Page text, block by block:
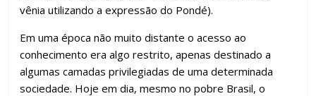
ar
vênia utilizando a expressão do Pondé).
Em uma época não muito distante o acesso ao
conhecimento era algo restrito, apenas destinado a
algumas camadas privilegiadas de uma determinada
sociedade. Hoje em dia, mesmo no pobre Brasil, o